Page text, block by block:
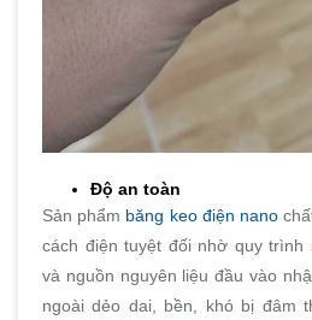
Độ an toàn
Sản phẩm băng keo điện nano
cách điện tuyệt đối nhờ quy trình
và nguồn nguyên liệu đầu vào
ngoài dẻo dai, bền, khó bị đâm